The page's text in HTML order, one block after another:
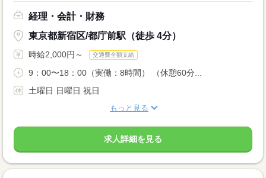
経理・会計・財務
東京都新宿区/都庁前駅（徒歩 4分）
時給2,000円～ 交通費全額支給
9：00〜18：00（実働：8時間） （休憩60分...
土曜日 日曜日 祝日
もっと見る
求人詳細を見る